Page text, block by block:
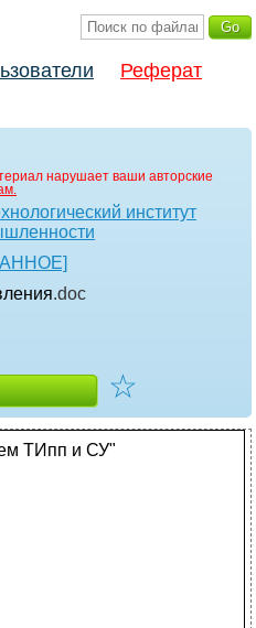
Реферат
нарушает ваши авторские
институт
.doc
☆
ТИпп и СУ"